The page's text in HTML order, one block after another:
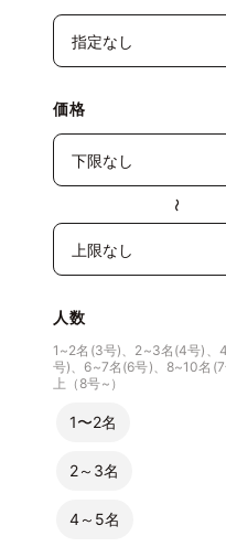
価格
〜
人数
1~2名(3号)、2~3名(4号)、
号)、6~7名(6号)、8~10名(7
上（8号~）
1〜2名
2～3名
4～5名